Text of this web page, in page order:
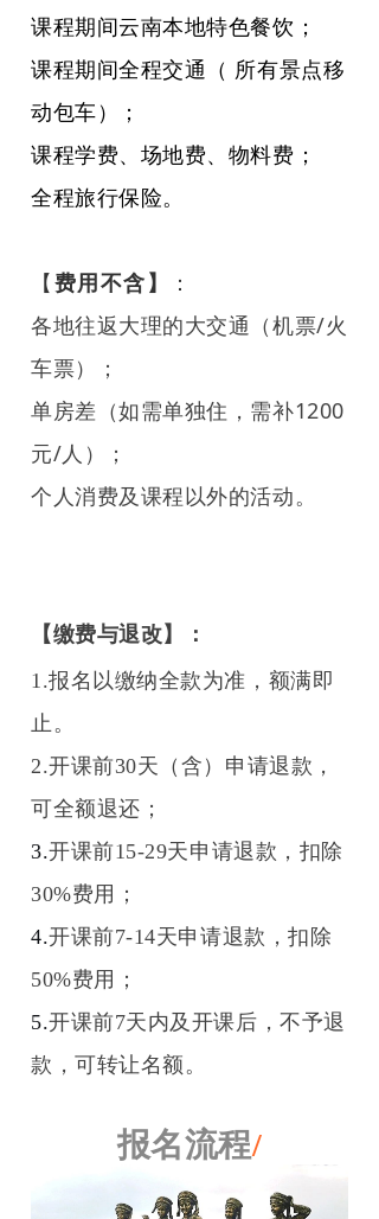
课程期间云南本地特色餐饮；
课程期间全程交通（ 所有景点移
动包车）；
课程学费、场地费、物料费；
全程旅行保险。
【费用不含】
：
各地往返大理的大交通（机票/火
车票）；
单房差（如需单独住，需补1200
元/人）；
个人消费及课程以外的活动。
【缴费与退改】
：
1.报名以缴纳全款为准，额满即
止。
2.开课前30天（含）申请退款，
可全额退还；
3.开课前15-29天申请退款，扣除
30%费用；
4.开课前7-14天申请退款，扣除
50%费用；
5.开课前7天内及开课后，不予退
款，可转让名额。
报名流程/